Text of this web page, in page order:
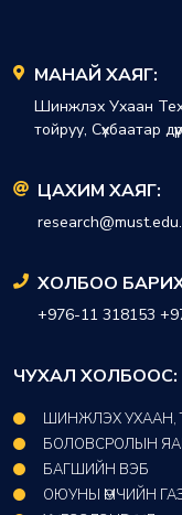
МАНАЙ ХАЯГ:
Шинжлэх Ухаан
тойруу, Сүхбаатар
ЦАХИМ ХАЯГ:
ХОЛБОО
+976-11 318153
ЧУХАЛ ХОЛБООС:
ШИНЖЛЭХ УХААН,
БОЛОВСРОЛЫН
БАГШИЙН ВЭБ
ОЮУНЫ ӨМЧИЙН